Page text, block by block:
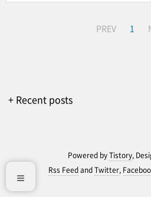
PREV 1
+ Recent posts
Powered byTistory,
Rss FeedandTwitter,